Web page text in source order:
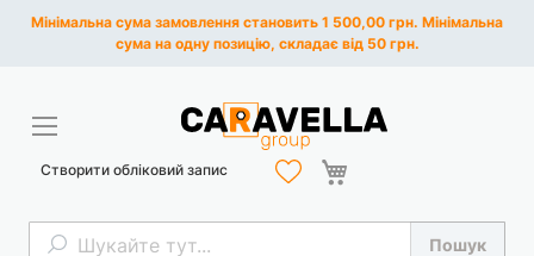
Мінімальна сума замовлення становить 1 500,00 грн. Мінімальна
сума на одну позицію, складає від 50 грн.
Пошук Пошук
Створити обліковий запис